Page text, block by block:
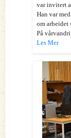
var invitert
Han var
om arbeidet
På
Les Mer